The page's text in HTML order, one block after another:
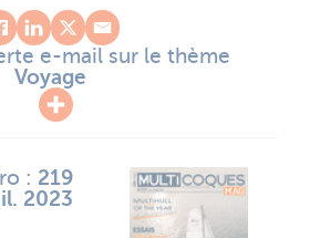
e-mail sur le thème
Voyage
: 219
2023